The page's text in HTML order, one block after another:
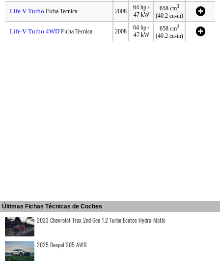
Life V Turbo Ficha Tecnica 2008
64 hp /
47 kW
658 cm3
(40.2 cu-in)
Life V Turbo 4WD Ficha Tecnica 2008
64 hp /
47 kW
658 cm3
(40.2 cu-in)
Últimas Fichas Técnicas de Coches
2023 Chevrolet Trax 2nd Gen 1.2 Turbo Ecotec Hydra-Matic
2025 Deepal S05 AWD